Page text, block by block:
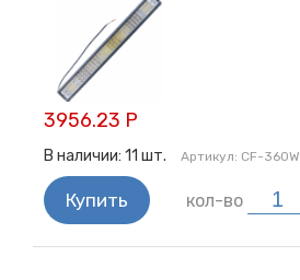
3956.23 Р
В наличии: 11 шт. Артикул: CF-360W
Купить кол-во